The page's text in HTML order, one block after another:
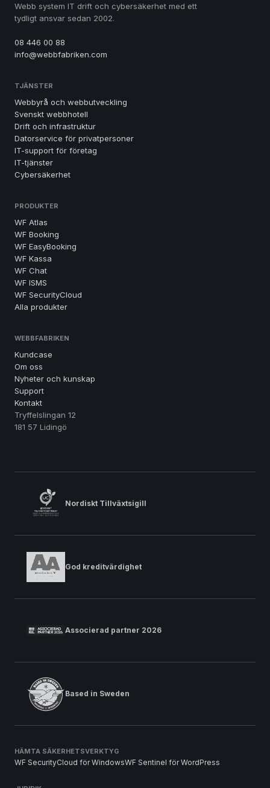
Webb system IT drift och cybersäkerhet med ett
tydligt ansvar sedan 2002.
08 446 00 88
info@webbfabriken.com
TJÄNSTER
Webbyrå och webbutveckling
Svenskt webbhotell
Drift och infrastruktur
Datorservice för privatpersoner
IT-support för företag
IT-tjänster
Cybersäkerhet
PRODUKTER
WF Atlas
WF Booking
WF EasyBooking
WF Kassa
WF Chat
WF ISMS
WF SecurityCloud
Alla produkter
WEBBFABRIKEN
Kundcase
Om oss
Nyheter och kunskap
Support
Kontakt
Tryffelslingan 12
181 57 Lidingö
Nordiskt Tillväxtsigill
God kreditvärdighet
Associerad partner 2026
Based in Sweden
HÄMTA SÄKERHETSVERKTYG
WF SecurityCloud för WindowsWF Sentinel för WordPress